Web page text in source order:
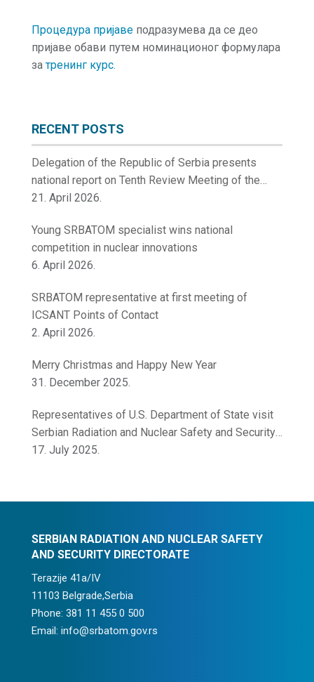
Процедура пријавеподразумева да се део
пријаве обави путем номинационог формулара
затренинг курс.
RECENT POSTS
Delegation of the Republic of Serbia presents
national report on Tenth Review Meeting of the
Contracting Parties to the Convention on Nuclear
21. April 2026.
Young SRBATOM specialist wins national
competition in nuclear innovations
6. April 2026.
SRBATOM representative at first meeting of
ICSANT Points of Contact
2. April 2026.
Merry Christmas and Happy New Year
31. December 2025.
Representatives of U.S. Department of State visit
Serbian Radiation and Nuclear Safety and Security
Directorate
17. July 2025.
SERBIAN RADIATION AND NUCLEAR SAFETY
AND SECURITY DIRECTORATE
Terazije 41a/IV
11103 Belgrade,Serbia
Phone: 381 11 455 0 500
Email: info@srbatom.gov.rs